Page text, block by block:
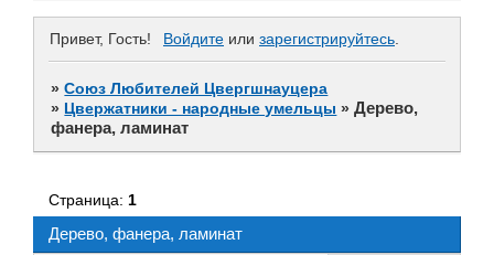
Привет, Гость! Войдите или зарегистрируйтесь.
»Союз Любителей Цвергшнауцера
» Цвержатники - народные умельцы »Дерево,
фанера, ламинат
Дерево, фанера, ламинат
Страница: 1